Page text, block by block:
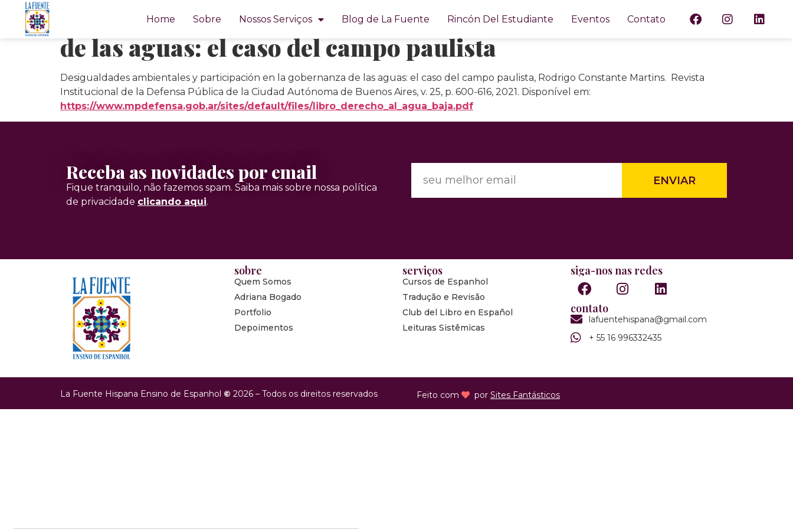
Home Sobre Nossos Serviços Blog de La Fuente Rincón Del Estudiante Eventos Contato
Desigualdades ambientales y participación en la gobernanza
de las aguas: el caso del campo paulista
Desigualdades ambientales y participación en la gobernanza de las aguas: el caso del campo paulista, Rodrigo Constante Martins. Revista
Institucional de la Defensa Pública de la Ciudad Autónoma de Buenos Aires, v. 25, p. 600-616, 2021. Disponível em:
https://www.mpdefensa.gob.ar/sites/default/files/libro_derecho_al_agua_baja.pdf
Receba as novidades por email
Fique tranquilo, não fazemos spam. Saiba mais sobre nossa política
de privacidade clicando aqui.
ENVIAR
sobre
Quem Somos
Adriana Bogado
Portfolio
Depoimentos
serviços
Cursos de Espanhol
Tradução e Revisão
Club del Libro en Español
Leituras Sistêmicas
siga-nos nas redes
contato
lafuentehispana@gmail.com
+ 55 16 996332435
La Fuente Hispana Ensino de Espanhol © 2026 – Todos os direitos reservados Feito com porSites Fantásticos